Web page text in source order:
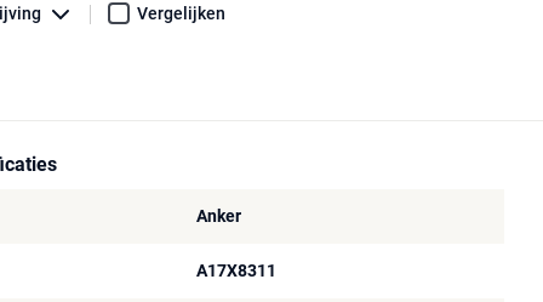
Vergelijken
Anker
A17X8311